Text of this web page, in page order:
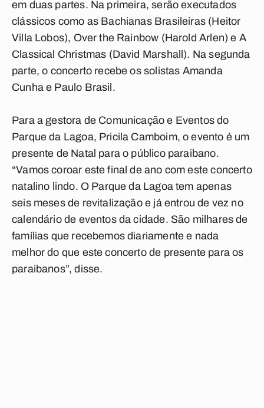
em duas partes. Na primeira, serão executados
clássicos como as Bachianas Brasileiras (Heitor
Villa Lobos), Over the Rainbow (Harold Arlen) e A
Classical Christmas (David Marshall). Na segunda
parte, o concerto recebe os solistas Amanda
Cunha e Paulo Brasil.
Para a gestora de Comunicação e Eventos do
Parque da Lagoa, Pricila Camboim, o evento é um
presente de Natal para o público paraibano.
“Vamos coroar este final de ano com este concerto
natalino lindo. O Parque da Lagoa tem apenas
seis meses de revitalização e já entrou de vez no
calendário de eventos da cidade. São milhares de
famílias que recebemos diariamente e nada
melhor do que este concerto de presente para os
paraibanos”, disse.